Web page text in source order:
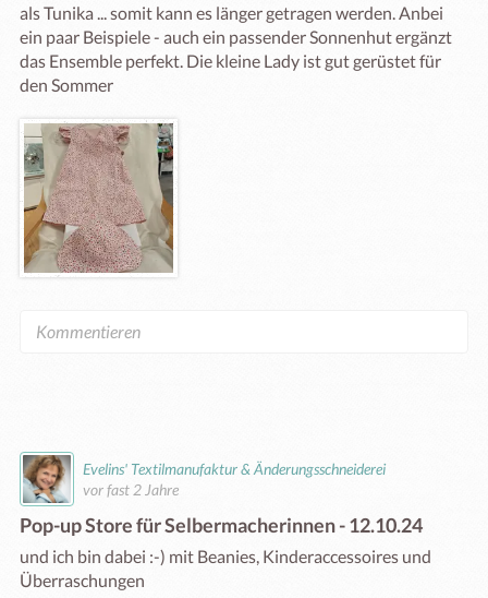
als Tunika ... somit kann es länger getragen werden. Anbei
ein paar Beispiele - auch ein passender Sonnenhut ergänzt
das Ensemble perfekt. Die kleine Lady ist gut gerüstet für
den Sommer
Evelins' Textilmanufaktur & Änderungsschneiderei
vor fast 2 Jahre
Pop-up Store für Selbermacherinnen - 12.10.24
und ich bin dabei :-) mit Beanies, Kinderaccessoires und
Überraschungen